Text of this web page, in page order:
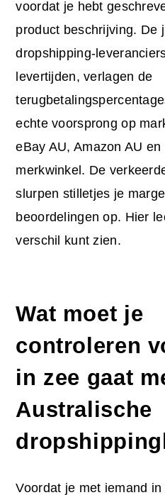
voordat je hebt
product beschrijving. De
dropshipping-
levertijden, verlagen de
echte voorsprong op
eBay AU, Amazon AU
merkwinkel. De
slurpen stilletjes je
beoordelingen op. Hier
verschil kunt zien.
Wat moet je
controleren
in zee gaat
Australische
Voordat je met iemand